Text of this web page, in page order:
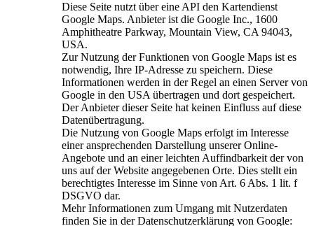
Diese Seite nutzt über eine API den Kartendienst
Google Maps. Anbieter ist die Google Inc., 1600
Amphitheatre Parkway, Mountain View, CA 94043,
USA.
Zur Nutzung der Funktionen von Google Maps ist es
notwendig, Ihre IP-Adresse zu speichern. Diese
Informationen werden in der Regel an einen Server von
Google in den USA übertragen und dort gespeichert.
Der Anbieter dieser Seite hat keinen Einfluss auf diese
Datenübertragung.
Die Nutzung von Google Maps erfolgt im Interesse
einer ansprechenden Darstellung unserer Online-
Angebote und an einer leichten Auffindbarkeit der von
uns auf der Website angegebenen Orte. Dies stellt ein
berechtigtes Interesse im Sinne von Art. 6 Abs. 1 lit. f
DSGVO dar.
Mehr Informationen zum Umgang mit Nutzerdaten
finden Sie in der Datenschutzerklärung von Google: